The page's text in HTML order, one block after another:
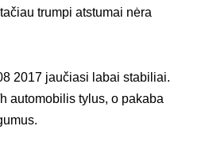
trumpi atstumai nėra
2017 jaučiasi labai stabiliai.
automobilis tylus, o pakaba